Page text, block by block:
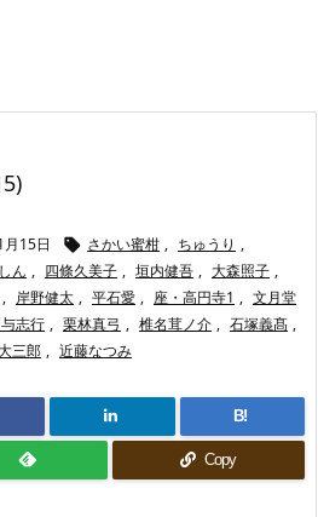
15日  さかい蜜柑 , ちゅうり ,
ん , 四條久美子 , 垣内健吾 , 大森照子 ,
, 岸野健太 , 平石愛 , 座・高円寺1 , 文月堂
志行 , 栗林真弓 , 椎名茸ノ介 , 石塚義髙 ,
三郎 , 近藤なつみ
B!
Copy